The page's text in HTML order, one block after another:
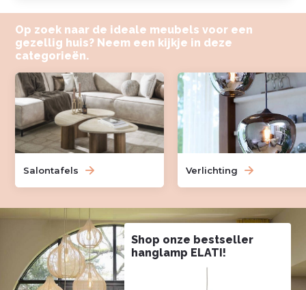
Op zoek naar de ideale meubels voor een
gezellig huis? Neem een kijkje in deze
categorieën.
Salontafels Verlichting
Shop onze bestseller
hanglamp ELATI!